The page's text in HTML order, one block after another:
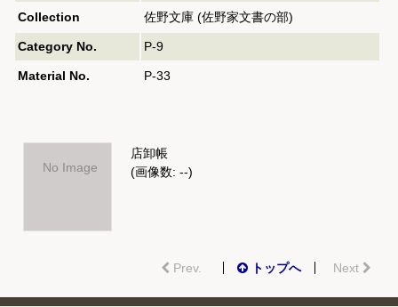
Collection 佐野文庫 (佐野家文書の部)
Category No. P-9
Material No. P-33
No Image
店卸帳
(画像数: --)
Prev. トップへ Next